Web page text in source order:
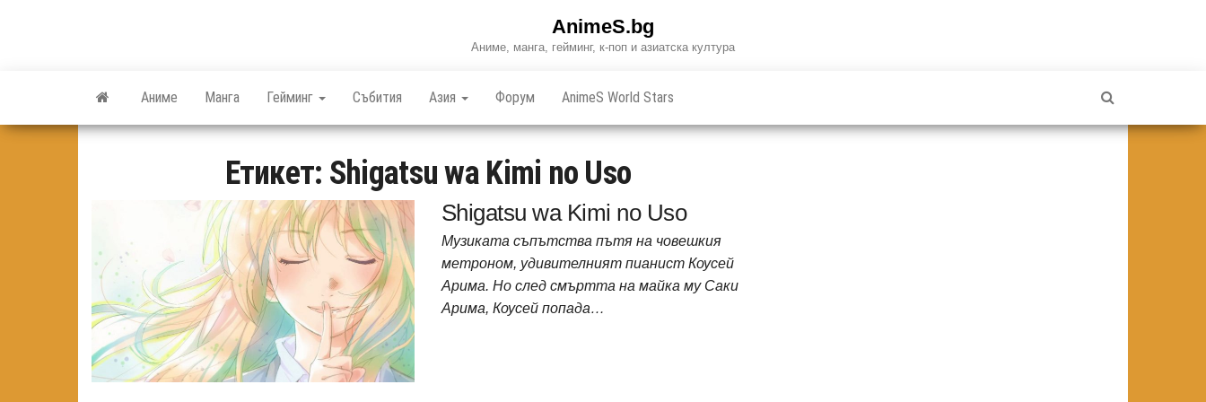
AnimeS.bg
Аниме, манга, гейминг, к-поп и азиатска култура
Аниме Манга Гейминг Събития Азия Форум AnimeS World Stars
Етикет: Shigatsu wa Kimi no Uso
Shigatsu wa Kimi no Uso
Музиката съпътства пътя на човешкия
метроном, удивителният пианист Коусей
Арима. Но след смъртта на майка му Саки
Арима, Коусей попада…